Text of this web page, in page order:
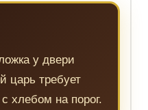
у двери
царь требует
хлебом на порог.